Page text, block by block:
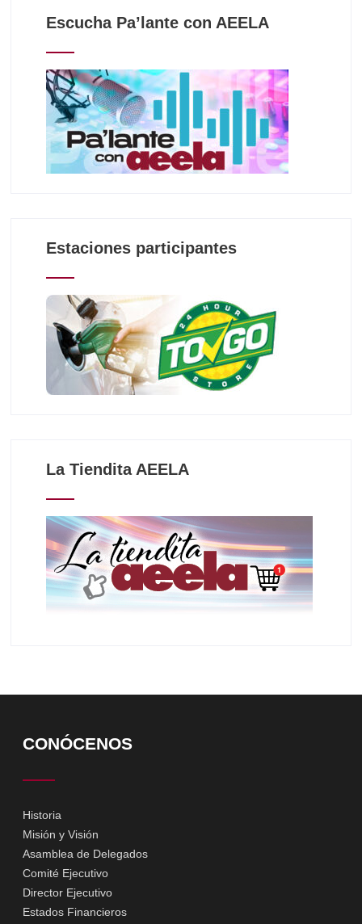
Escucha Pa’lante con AEELA
Estaciones participantes
La Tiendita AEELA
CONÓCENOS
Historia
Misión y Visión
Asamblea de Delegados
Comité Ejecutivo
Director Ejecutivo
Estados Financieros